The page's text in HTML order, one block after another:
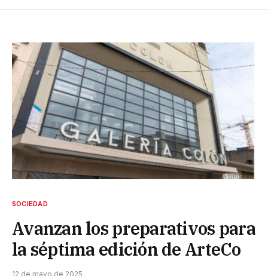
SOCIEDAD
Avanzan los preparativos para
la séptima edición de ArteCo
12 de mayo de 2025